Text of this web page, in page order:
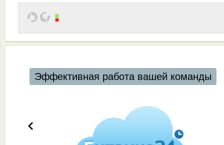
Эффективная работа вашей команды